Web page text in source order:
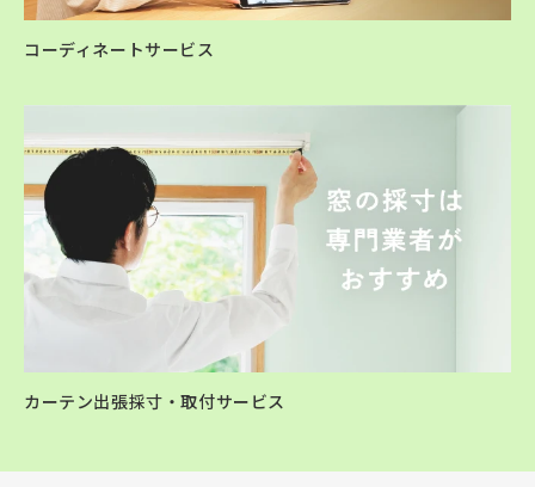
コーディネートサービス
カーテン出張採寸・取付サービス